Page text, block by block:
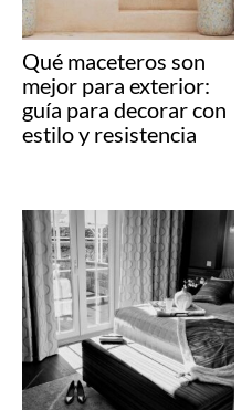
Qué maceteros son
mejor para exterior:
guía para decorar con
estilo y resistencia